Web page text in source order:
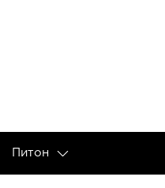
Питон